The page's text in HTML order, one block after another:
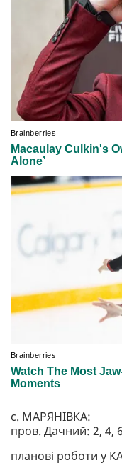
с. МАРЯНІВКА:
пров. Дачний: 2, 4,
планові роботи у